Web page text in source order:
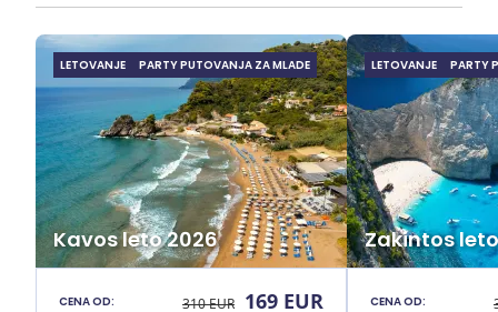
LETOVANJE PARTY PUTOVANJA ZA MLADE
Kavos leto 2026
CENA OD: 310 EUR 169 EUR
LETOVANJE PARTY
Zakintos
CENA OD: